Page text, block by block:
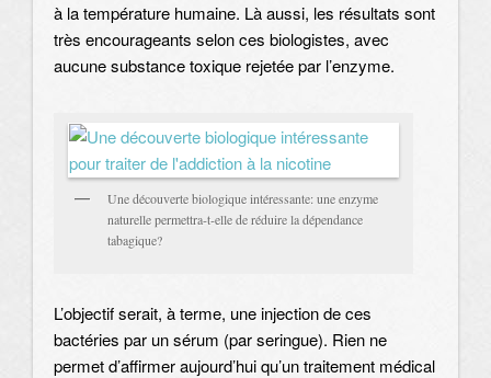
à la température humaine. Là aussi, les résultats sont
très encourageants selon ces biologistes, avec
aucune substance toxique rejetée par l’enzyme.
Une découverte biologique intéressante: une enzyme
naturelle permettra-t-elle de réduire la dépendance
tabagique?
L’objectif serait, à terme, une injection de ces
bactéries par un sérum (par seringue). Rien ne
permet d’affirmer aujourd’hui qu’un traitement médical